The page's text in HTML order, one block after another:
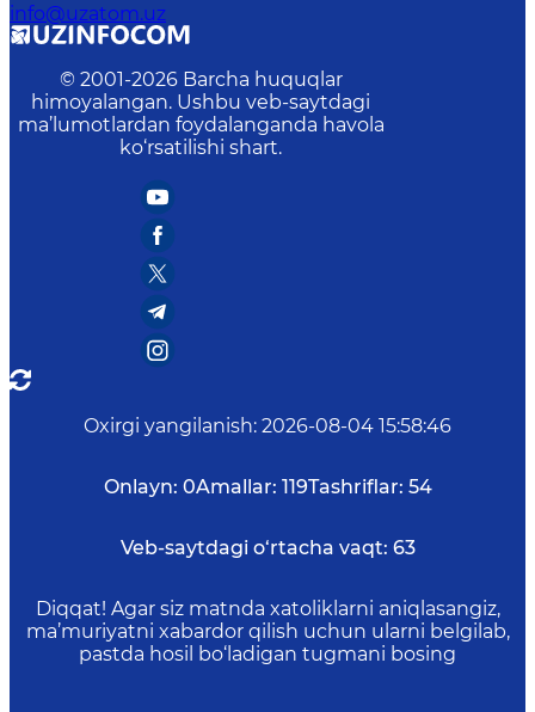
info@uzatom.uz
© 2001-2026 Barcha huquqlar
himoyalangan. Ushbu veb-saytdagi
ma’lumotlardan foydalanganda havola
ko‘rsatilishi shart.
Oxirgi yangilanish: 2026-08-04 15:58:46
Onlayn: 0Amallar: 119Tashriflar: 54
Veb-saytdagi o‘rtacha vaqt: 63
Diqqat! Agar siz matnda xatoliklarni aniqlasangiz,
ma’muriyatni xabardor qilish uchun ularni belgilab,
pastda hosil bo‘ladigan tugmani bosing